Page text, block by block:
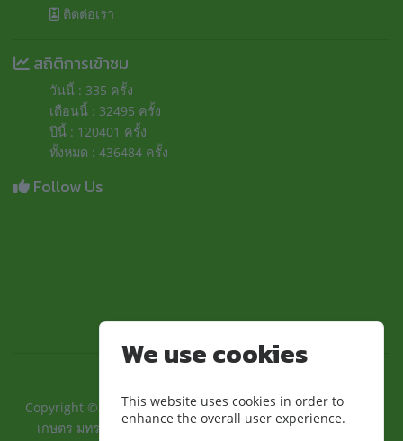
We use cookies
This website uses cookies in order to
enhance the overall user experience.
ติดต่อเรา
สถิติการเข้าชม
วันนี้ : 335 ครั้ง
เดือนนี้ : 32495 ครั้ง
ปีนี้ : 120401 ครั้ง
ทั้งหมด : 436484 ครั้ง
Follow Us
Copyright ©2024 ::คณะเทคโนโลยีการเกษตรและอุตสาหกรรม
เกษตร มทร.สุวรรณภูมิ:: | มหาวิทยาลัยเทคโนโลยีราชมงคล